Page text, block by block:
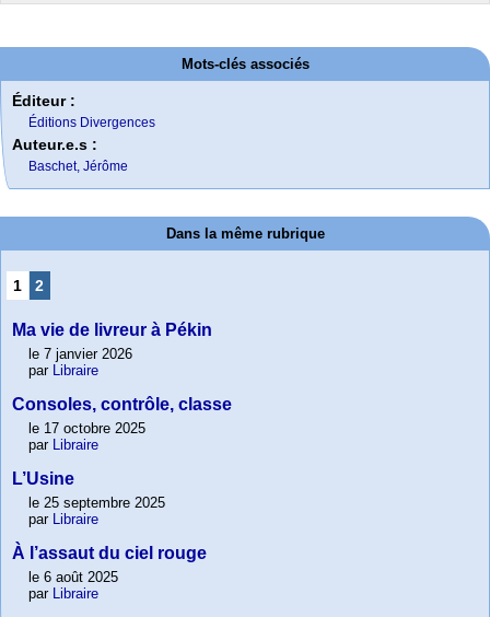
Mots-clés associés
Éditeur :
Éditions Divergences
Auteur.e.s :
Baschet, Jérôme
Dans la même rubrique
1 2
Ma vie de livreur à Pékin
le 7 janvier 2026
par Libraire
Consoles, contrôle, classe
le 17 octobre 2025
par Libraire
L’Usine
le 25 septembre 2025
par Libraire
À l’assaut du ciel rouge
le 6 août 2025
par Libraire